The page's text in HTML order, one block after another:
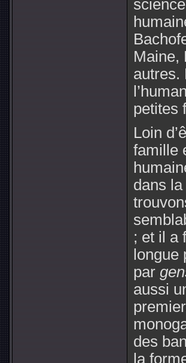
Maine,
autres.
petites
Loin
famille
dans
; et il a
longue
par
aussi
des
la